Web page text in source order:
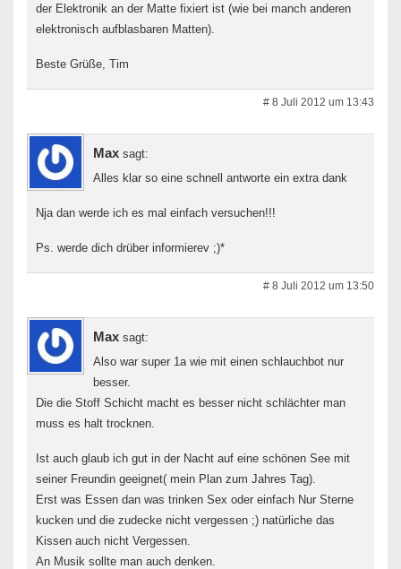
der Elektronik an der Matte fixiert ist (wie bei manch anderen
elektronisch aufblasbaren Matten).
Beste Grüße, Tim
# 8 Juli 2012 um 13:43
Max sagt:
Alles klar so eine schnell antworte ein extra dank
Nja dan werde ich es mal einfach versuchen!!!
Ps. werde dich drüber informierev ;)*
# 8 Juli 2012 um 13:50
Max sagt:
Also war super 1a wie mit einen schlauchbot nur
besser.
Die die Stoff Schicht macht es besser nicht schlächter man
muss es halt trocknen.
Ist auch glaub ich gut in der Nacht auf eine schönen See mit
seiner Freundin geeignet( mein Plan zum Jahres Tag).
Erst was Essen dan was trinken Sex oder einfach Nur Sterne
kucken und die zudecke nicht vergessen ;) natürliche das
Kissen auch nicht Vergessen.
An Musik sollte man auch denken.